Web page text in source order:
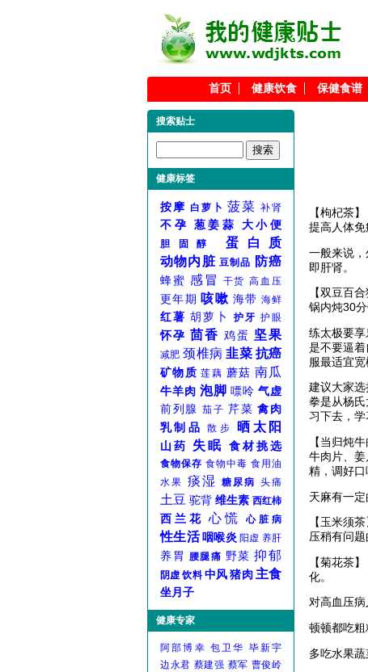
首页 健康饮食 保健食谱
搜索贴士
健康标签
按摩 白萝卜 菠菜 补肾
不孕 葱姜蒜 大小便
胆固醇
蛋白质
动物内脏 豆制品 防癌
蜂蜜 感冒 干货 高血压
更年期 咳嗽 海带 海鲜
红薯 胡萝卜 护牙 护眼
怀孕 茴香 鸡蛋 坚果
减肥 颈椎病 韭菜 抗癌
矿物质 莲藕 蘑菇 南瓜
牛羊肉 泡脚 嘌呤 气虚
前列腺 茄子 芹菜 禽肉
乳制品
散步 晒太阳
山药 失眠 食材挑选
食物保存 食物中毒 食用油
水果 痰湿 糖尿病 头痛
土豆 驼背 维生素 西红柿
西兰花 心慌 心脏病
性生活 咽喉炎 阳虚 养肝
养胃 腰腿痛 野菜 抑郁
阴虚 饮料 中风 猪肉 主食
坐月子
健康专家
阿部博幸 包卫华 毕新宇
边永君 蔡建强 蔡军 曹俊岭
【枸杞茶
提高人体免
一般来说
即肝肾。
【双豆百
锅内炖30
练太极要
是不要逼
服最适宜
建议大家
拳是从杨
习下去，学
【当归炖
牛肉片、
精，调好口
天麻有一
【玉米须
压稍有问题
【菊花茶
化。
对高血压
顿顿都吃粗
多吃水果